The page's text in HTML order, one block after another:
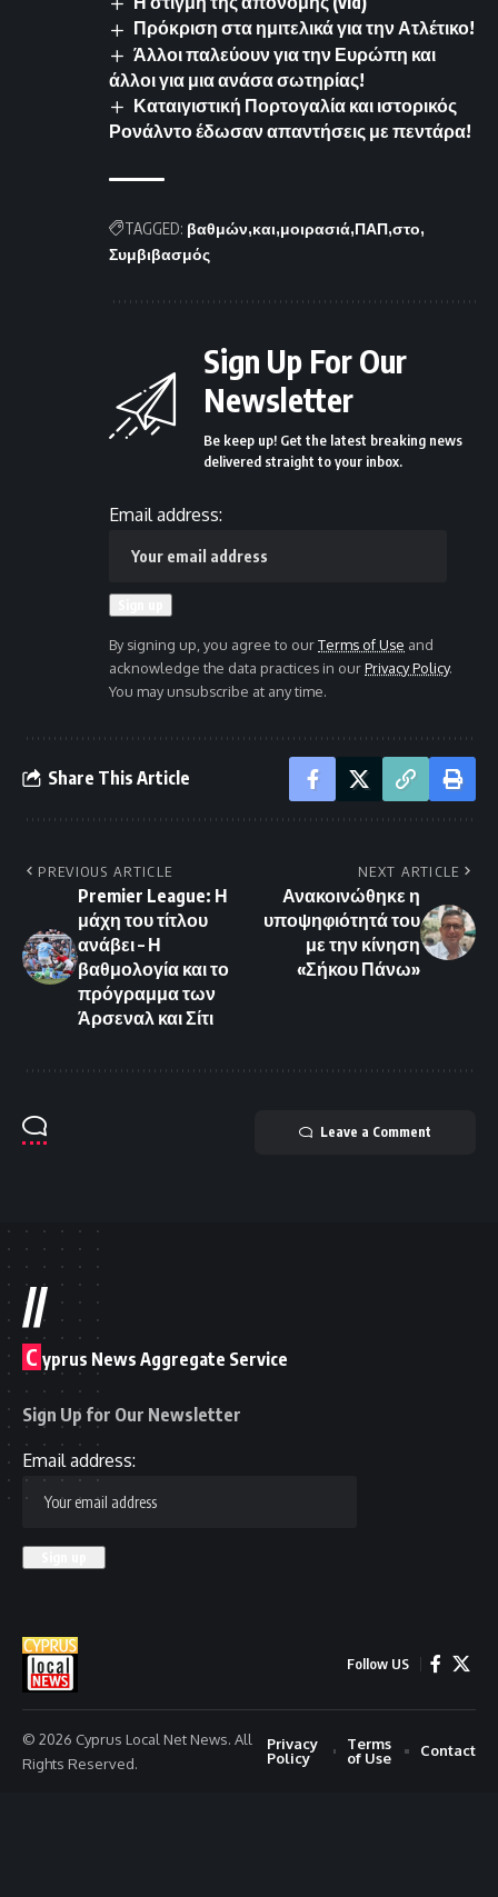
Πρόκριση στα ημιτελικά για την Ατλέτικο!
Άλλοι παλεύουν για την Ευρώπη και
άλλοι για μια ανάσα σωτηρίας!
Καταιγιστική Πορτογαλία και ιστορικός
Ρονάλντο έδωσαν απαντήσεις με πεντάρα!
TAGGED: βαθμών και μοιρασιά ΠΑΠ στο
Συμβιβασμός
Sign Up For Our
Newsletter
Be keep up! Get the latest breaking news
delivered straight to your inbox.
Email address:
By signing up, you agree to ourTerms of Use and
acknowledge the data practices in ourPrivacy Policy.
You may unsubscribe at any time.
Share This Article
PREVIOUS ARTICLE
Premier League: Η
μάχη του τίτλου
ανάβει – Η
βαθμολογία και το
πρόγραμμα των
Άρσεναλ και Σίτι
NEXT ARTICLE
Ανακοινώθηκε η
υποψηφιότητά του
με την κίνηση
«Σήκου Πάνω»
Leave a Comment
//
C yprus News Aggregate Service
Sign Up for Our Newsletter
Email address:
Follow US
© 2026 Cyprus Local Net News. All
Rights Reserved.
Privacy
Policy
Terms
of Use
Contact